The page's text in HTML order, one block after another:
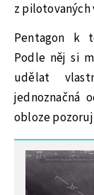
z pilotovaných
Pentagon k
Podle něj si
udělat
jednoznačná
obloze
MOHLO BY